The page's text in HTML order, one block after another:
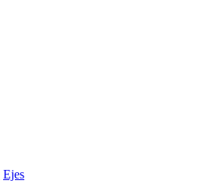
Ejes